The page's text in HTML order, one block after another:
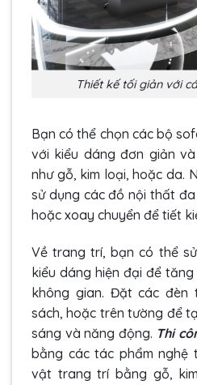
Thiết kế tối giản với
Bạn có thể chọn các bộ
với kiểu dáng đơn giản
như gỗ, kim loại, hoặc da.
sử dụng các đồ nội thất
hoặc xoay chuyển để tiết
Về trang trí, bạn có thể
kiểu dáng hiện đại để
không gian. Đặt các đèn
sách, hoặc trên tường để
sáng và năng động. Thi
bằng các tác phẩm nghệ
vật trang trí bằng gỗ,